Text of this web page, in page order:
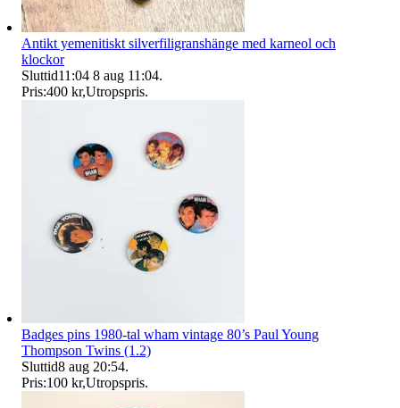
Antikt yemenitiskt silverfiligranshänge med karneol och
klockor
Sluttid11:04 8 aug 11:04.
Pris:400 kr,Utropspris.
Badges pins 1980-tal wham vintage 80’s Paul Young
Thompson Twins (1.2)
Sluttid8 aug 20:54.
Pris:100 kr,Utropspris.